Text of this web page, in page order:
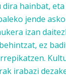
hainbat, eta
jende
izan
ez
irabazi